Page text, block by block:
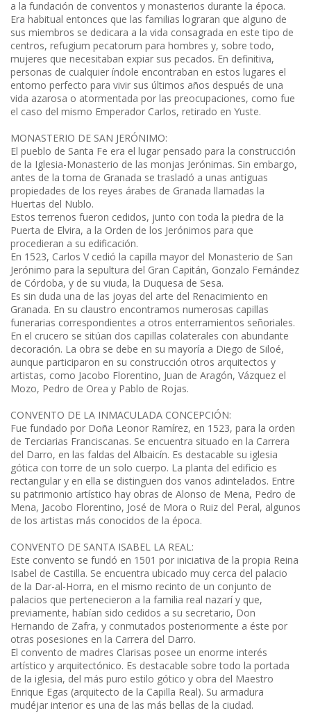
a la fundación de conventos y monasterios durante la época.
Era habitual entonces que las familias lograran que alguno de
sus miembros se dedicara a la vida consagrada en este tipo de
centros, refugium pecatorum para hombres y, sobre todo,
mujeres que necesitaban expiar sus pecados. En definitiva,
personas de cualquier índole encontraban en estos lugares el
entorno perfecto para vivir sus últimos años después de una
vida azarosa o atormentada por las preocupaciones, como fue
el caso del mismo Emperador Carlos, retirado en Yuste.
MONASTERIO DE SAN JERÓNIMO:
El pueblo de Santa Fe era el lugar pensado para la construcción
de la Iglesia-Monasterio de las monjas Jerónimas. Sin embargo,
antes de la toma de Granada se trasladó a unas antiguas
propiedades de los reyes árabes de Granada llamadas la
Huertas del Nublo.
Estos terrenos fueron cedidos, junto con toda la piedra de la
Puerta de Elvira, a la Orden de los Jerónimos para que
procedieran a su edificación.
En 1523, Carlos V cedió la capilla mayor del Monasterio de San
Jerónimo para la sepultura del Gran Capitán, Gonzalo Fernández
de Córdoba, y de su viuda, la Duquesa de Sesa.
Es sin duda una de las joyas del arte del Renacimiento en
Granada. En su claustro encontramos numerosas capillas
funerarias correspondientes a otros enterramientos señoriales.
En el crucero se sitúan dos capillas colaterales con abundante
decoración. La obra se debe en su mayoría a Diego de Siloé,
aunque participaron en su construcción otros arquitectos y
artistas, como Jacobo Florentino, Juan de Aragón, Vázquez el
Mozo, Pedro de Orea y Pablo de Rojas.
CONVENTO DE LA INMACULADA CONCEPCIÓN:
Fue fundado por Doña Leonor Ramírez, en 1523, para la orden
de Terciarias Franciscanas. Se encuentra situado en la Carrera
del Darro, en las faldas del Albaicín. Es destacable su iglesia
gótica con torre de un solo cuerpo. La planta del edificio es
rectangular y en ella se distinguen dos vanos adintelados. Entre
su patrimonio artístico hay obras de Alonso de Mena, Pedro de
Mena, Jacobo Florentino, José de Mora o Ruiz del Peral, algunos
de los artistas más conocidos de la época.
CONVENTO DE SANTA ISABEL LA REAL:
Este convento se fundó en 1501 por iniciativa de la propia Reina
Isabel de Castilla. Se encuentra ubicado muy cerca del palacio
de la Dar-al-Horra, en el mismo recinto de un conjunto de
palacios que pertenecieron a la familia real nazarí y que,
previamente, habían sido cedidos a su secretario, Don
Hernando de Zafra, y conmutados posteriormente a éste por
otras posesiones en la Carrera del Darro.
El convento de madres Clarisas posee un enorme interés
artístico y arquitectónico. Es destacable sobre todo la portada
de la iglesia, del más puro estilo gótico y obra del Maestro
Enrique Egas (arquitecto de la Capilla Real). Su armadura
mudéjar interior es una de las más bellas de la ciudad.